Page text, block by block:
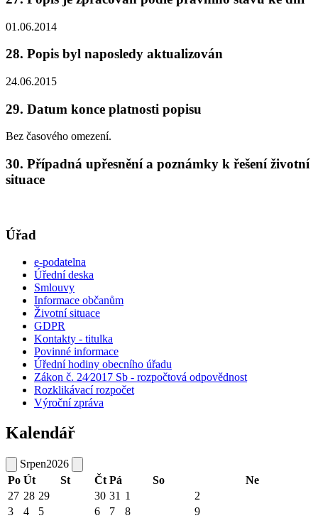
01.06.2014
28. Popis byl naposledy aktualizován
24.06.2015
29. Datum konce platnosti popisu
Bez časového omezení.
30. Případná upřesnění a poznámky k řešení životní
situace
Úřad
e-podatelna
Úřední deska
Smlouvy
Informace občanům
Životní situace
GDPR
Kontakty - titulka
Povinné informace
Úřední hodiny obecního úřadu
Zákon č. 24⁄2017 Sb - rozpočtová odpovědnost
Rozklikávací rozpočet
Výroční zpráva
Kalendář
Srpen2026
Po Út St Čt Pá So
Ne
27 28 29 30 31 1
2
3
4 5 6 7 8 9